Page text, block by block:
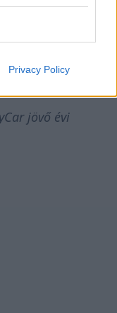
Privacy Policy
hogy már azt is
sikerült
jövő évi